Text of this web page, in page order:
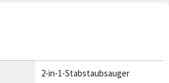
2-in-1-Stabstaubsauger